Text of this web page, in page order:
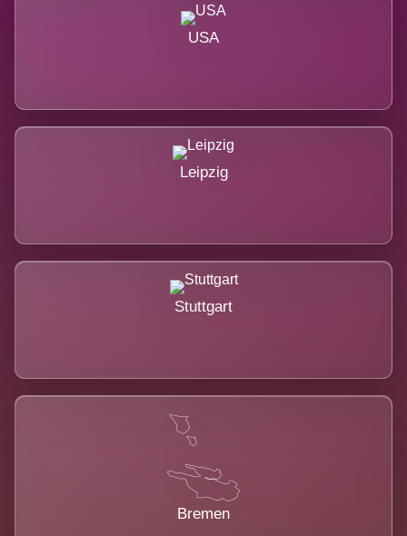
USA
Leipzig
Stuttgart
Bremen